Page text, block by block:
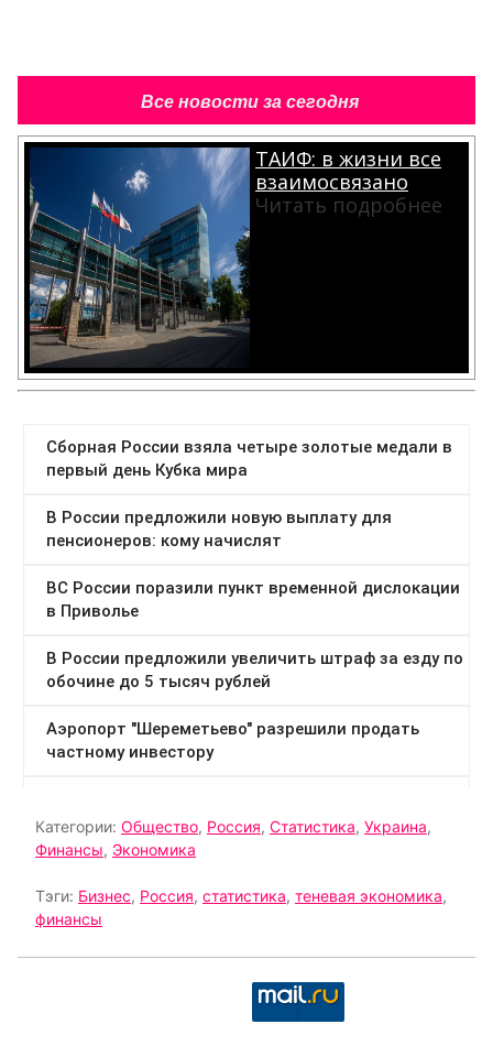
Все новости за сегодня
ТАИФ: в жизни все
взаимосвязано
Читать подробнее
Категории: Общество, Россия, Статистика, Украина,
Финансы, Экономика
Тэги: Бизнес, Россия, статистика, теневая экономика,
финансы